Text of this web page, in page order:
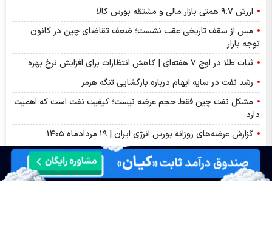
ارزش ۹.۷ همتی بازار مالی و مشتقه بورس کالا
مس از سقف تاریخی عقب نشست؛ ضعف تقاضای چین در کانون
توجه بازار
ثبات طلا در اوج ۷ هفته‌ای | کاهش انتظارات برای افزایش نرخ بهره
رشد نفت در سایه ابهام درباره بازگشایی تنگه هرمز
مشکل نفت چین فقط حجم عرضه نیست؛ کیفیت نفت است که اهمیت
دارد
گزارش عرضه‌های روزانه بورس انرژی ایران | ۱۹ مردادماه ۱۴۰۵
قیمت لاستیک نکسن امروز دوشنبه ۱۹ مرداد ۱۴۰۵
پیش بینی قیمت طلا و سکه امروز دوشنبه ۱۹ مرداد ۱۴۰۵؛ بازار در